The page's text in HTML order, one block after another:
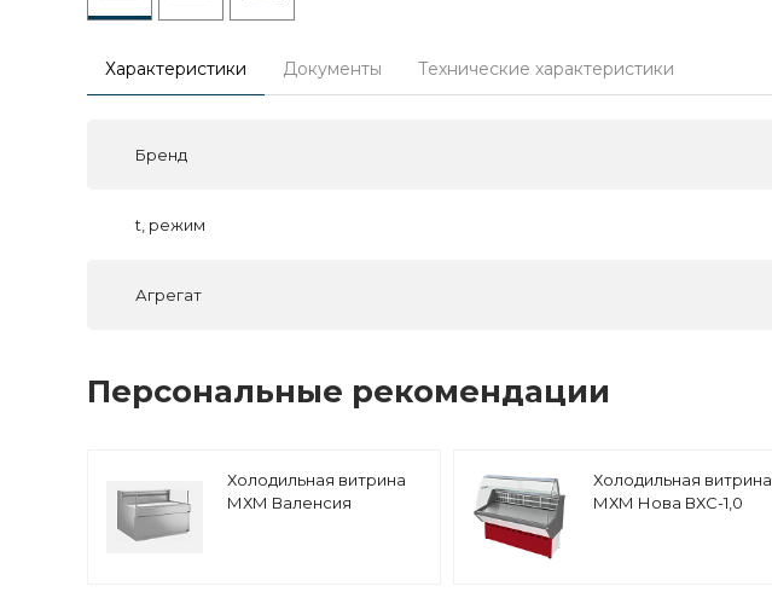
Характеристики Документы Технические характеристики
Бренд
t, режим
Агрегат
Персональные рекомендации
Холодильная витрина
МХМ Валенсия
Холодильная витрина
МХМ Нова ВХС-1,0